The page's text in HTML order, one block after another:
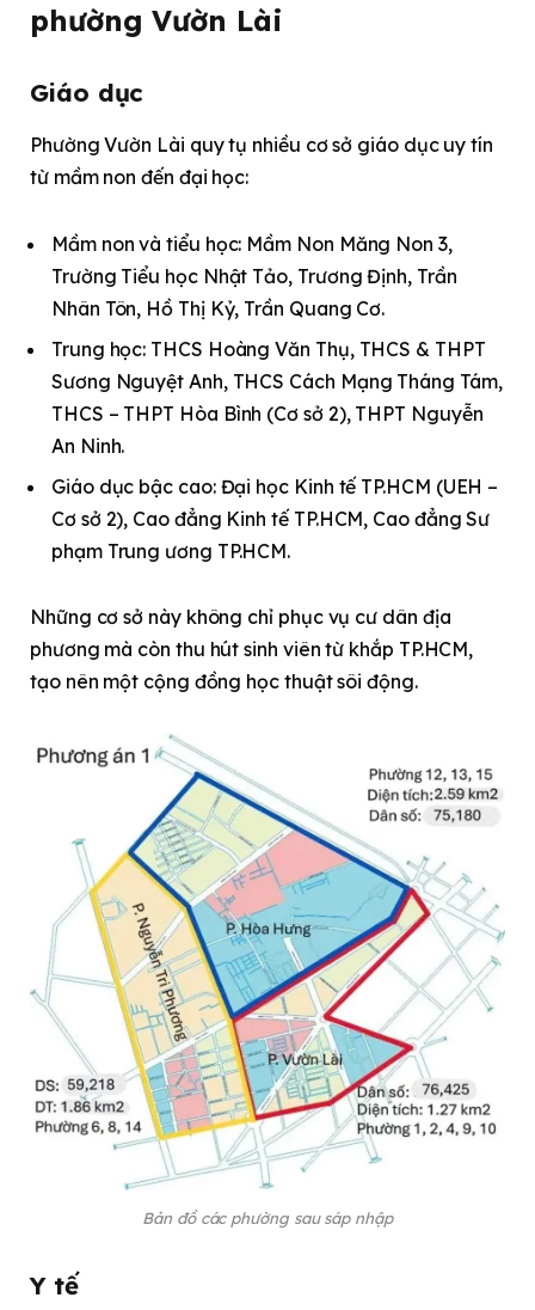
phường Vườn Lài
Giáo dục
Phường Vườn Lài quy tụ nhiều cơ sở giáo dục uy tín
từ mầm non đến đại học:
Mầm non và tiểu học: Mầm Non Măng Non 3,
Trường Tiểu học Nhật Tảo, Trương Định, Trần
Nhân Tôn, Hồ Thị Kỷ, Trần Quang Cơ.
Trung học: THCS Hoàng Văn Thụ, THCS & THPT
Sương Nguyệt Anh, THCS Cách Mạng Tháng Tám,
THCS – THPT Hòa Bình (Cơ sở 2), THPT Nguyễn
An Ninh.
Giáo dục bậc cao: Đại học Kinh tế TP.HCM (UEH –
Cơ sở 2), Cao đẳng Kinh tế TP.HCM, Cao đẳng Sư
phạm Trung ương TP.HCM.
Những cơ sở này không chỉ phục vụ cư dân địa
phương mà còn thu hút sinh viên từ khắp TP.HCM,
tạo nên một cộng đồng học thuật sôi động.
Bản đồ các phường sau sáp nhập
Y tế